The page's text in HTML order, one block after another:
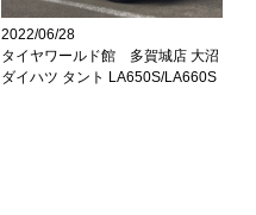
2022/06/28
タイヤワールド館 多賀城店 大沼
ダイハツ タント LA650S/LA660S